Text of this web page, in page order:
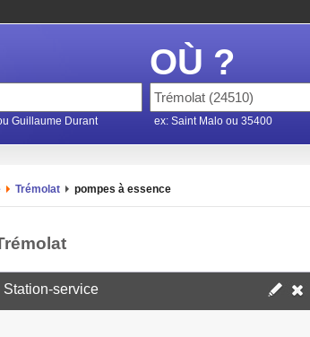
Guillaume Durant
OÙ ?
ex: Saint Malo ou 35400
Trémolat pompes à essence
Station-service